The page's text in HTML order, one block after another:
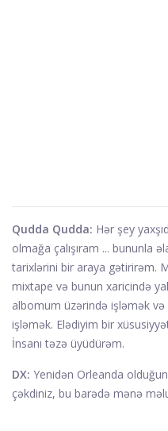
Qudda Qudda: Hər şey
olmağa çalışıram ... bununla
tarixlərini bir araya gətirirəm.
mixtape və bunun xaricində
albomum üzərində işləmək
işləmək. Elədiyim bir
İnsanı təzə üyüdürəm.
DX: Yenidən Orleanda
çəkdiniz, bu barədə mənə